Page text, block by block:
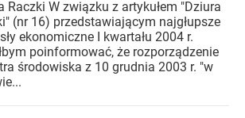
Raczki W związku z artykułem "Dziura
(nr 16) przedstawiającym najgłupsze
ekonomiczne I kwartału 2004 r.
poinformować, że rozporządzenie
środowiska z 10 grudnia 2003 r. "w